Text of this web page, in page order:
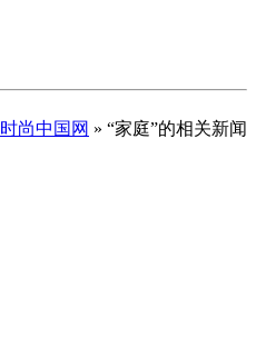
时尚中国网 » “家庭”的相关新闻